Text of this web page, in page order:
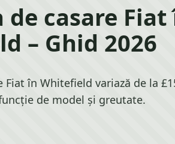
de casare Fiat
– Ghid 2026
Fiat în Whitefield variază de la
de model și greutate.